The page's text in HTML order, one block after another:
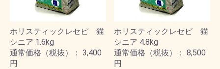
ホリスティックレセピ 猫
シニア 1.6kg
通常価格（税抜）： 3,400
円
ホリスティックレセピ 猫
シニア 4.8kg
通常価格（税抜）： 8,500
円